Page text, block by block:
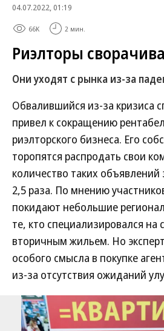
04.07.2022, 01:19
66K 2 мин.
Риэлторы
Они уходят с рынка из-за
Обвалившийся из-за кризиса
привел к сокращению
риэлторского бизнеса. Его
торопятся распродать свои
количество таких объявлений
2,5 раза. По мнению
покидают небольшие
те, кто специализировался на
вторичным жильем. Но
особого смысла в покупке
из-за отсутствия ожиданий